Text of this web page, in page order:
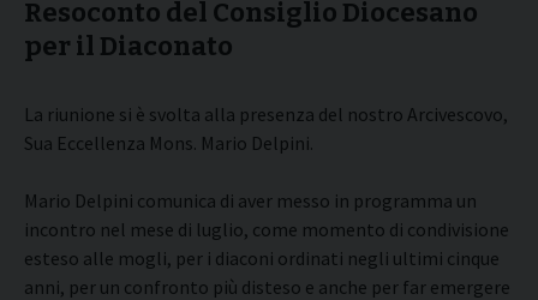
Resoconto del Consiglio Diocesano
per il Diaconato
La riunione si è svolta alla presenza del nostro Arcivescovo,
Sua Eccellenza Mons. Mario Delpini.
Mario Delpini comunica di aver messo in programma un
incontro nel mese di luglio, come momento di condivisione
esteso alle mogli, per i diaconi ordinati negli ultimi cinque
anni, per un confronto più disteso e anche per far emergere